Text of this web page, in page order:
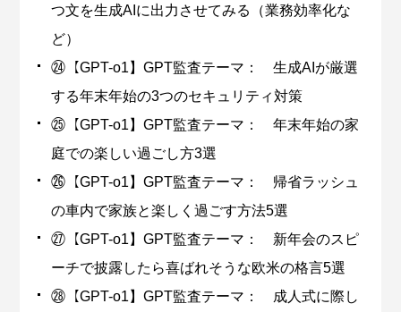
つ文を生成AIに出力させてみる（業務効率化な
ど）
㉔【GPT-o1】GPT監査テーマ： 生成AIが厳選
する年末年始の3つのセキュリティ対策
㉕【GPT-o1】GPT監査テーマ： 年末年始の家
庭での楽しい過ごし方3選
㉖【GPT-o1】GPT監査テーマ： 帰省ラッシュ
の車内で家族と楽しく過ごす方法5選
㉗【GPT-o1】GPT監査テーマ： 新年会のスピ
ーチで披露したら喜ばれそうな欧米の格言5選
㉘【GPT-o1】GPT監査テーマ： 成人式に際し